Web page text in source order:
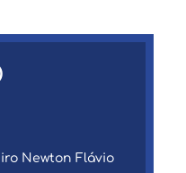
Newton Flávio